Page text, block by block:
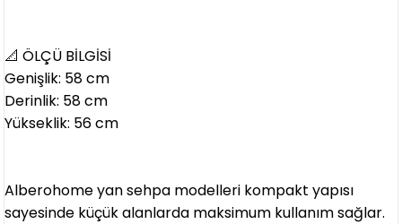
📐 ÖLÇÜ BİLGİSİ
Genişlik: 58 cm
Derinlik: 58 cm
Yükseklik: 56 cm
Alberohome yan sehpa modelleri kompakt yapısı
sayesinde küçük alanlarda maksimum kullanım sağlar.